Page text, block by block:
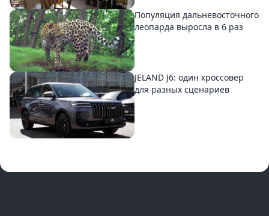
Популяция дальневосточного
леопарда выросла в 6 раз
JELAND J6: один кроссовер
для разных сценариев